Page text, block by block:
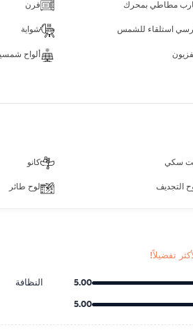
مطاطي بمحرك فرن
استلقاء للشمس شواية
ألواح
سكي كانو
التجديف لوح طائر
تفضيلاً!
5.00 النظافة
5.00